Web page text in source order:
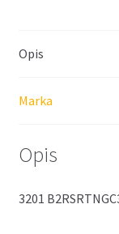
Opis
Marka
Opis
3201